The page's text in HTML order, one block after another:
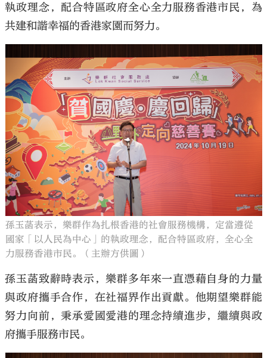
執政理念，配合特區政府全心全力服務香港市民，為
共建和諧幸福的香港家園而努力。
孫玉菡表示，樂群作為扎根香港的社會服務機構，定當遵從
國家「以人民為中心」的執政理念，配合特區政府，全心全
力服務香港市民。（主辦方供圖）
孫玉菡致辭時表示，樂群多年來一直憑藉自身的力量
與政府攜手合作，在社福界作出貢獻。他期望樂群能
努力向前，秉承愛國愛港的理念持續進步，繼續與政
府攜手服務市民。